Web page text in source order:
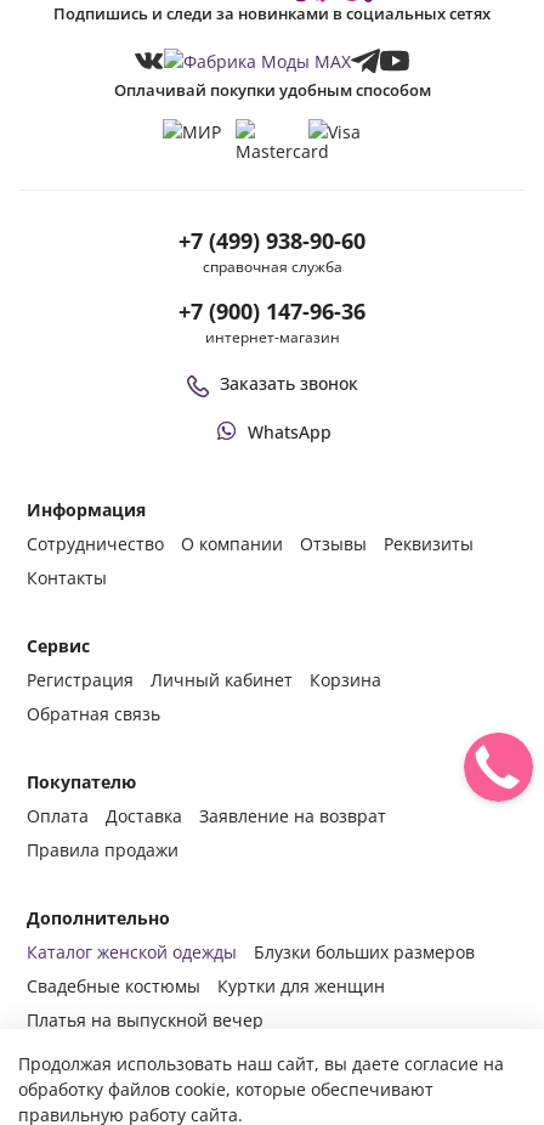
Информация
Сотрудничество
О компании Отзывы
Реквизиты
Контакты
Сервис
Регистрация
Личный кабинет
Корзина
Обратная связь
Покупателю
Оплата
Доставка
Заявление на возврат
Правила продажи
Дополнительно
Каталог женской одежды
Блузки больших размеров
Свадебные костюмы
Куртки для женщин
Платья на выпускной вечер
+7 (499) 938-90-60
справочная служба
+7 (900) 147-96-36
интернет-магазин
Заказать звонок
WhatsApp
Подпишись и следи за новинками в социальных сетях
Оплачивай покупки удобным способом
© 2014-2024 Все права защищены.
Продолжая использовать наш сайт, вы даете согласие на
обработку файлов cookie, которые обеспечивают
правильную работу сайта.